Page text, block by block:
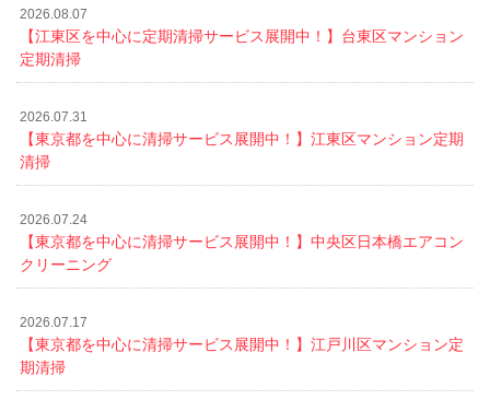
2026.08.07
【江東区を中心に定期清掃サービス展開中！】台東区マンション
定期清掃
2026.07.31
【東京都を中心に清掃サービス展開中！】江東区マンション定期
清掃
2026.07.24
【東京都を中心に清掃サービス展開中！】中央区日本橋エアコン
クリーニング
2026.07.17
【東京都を中心に清掃サービス展開中！】江戸川区マンション定
期清掃